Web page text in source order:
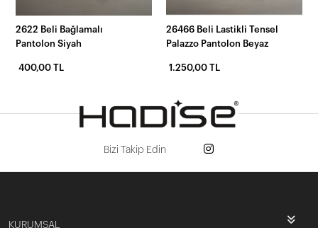
2622 Beli Bağlamalı
Pantolon Siyah
400,00 TL
26466 Beli Lastikli Tensel
Palazzo Pantolon Beyaz
1.250,00 TL
Bizi Takip Edin
KURUMSAL